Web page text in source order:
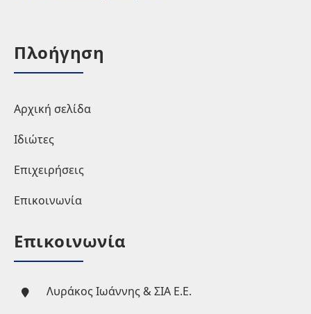
Πλοήγηση
Αρχική σελίδα
Ιδιώτες
Επιχειρήσεις
Επικοινωνία
Επικοινωνία
Λυράκος Ιωάννης & ΣΙΑ Ε.Ε.